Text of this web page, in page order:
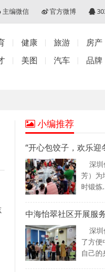
官方微博
主编微信
健康 旅游 房产
美图 汽车 品牌
小编推荐
“开心包饺子，欢乐迎
深圳
芳）为
时锻炼
中海怡翠社区开展服
深圳
了方便
自己的